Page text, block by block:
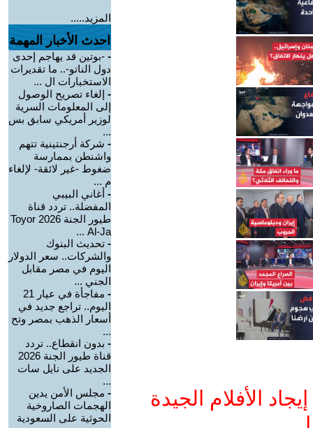
الأفلام الجيدة
المزيد.....
احدث الأخبار المهمة
- -بوتين قد يهاجم إحدى
دول الناتو-.. ما تقديرات
الاستخبارات ال ...
- إلغاء تصريح الوصول
إلى المعلومات السرية
لوزير أمريكي سابق بس
...
- شركة أرجنتينية تتهم
واشنطن بممارسة
ضغوط -غير لائقة- لإلغاء
م ...
- أغاني البيبي
المفضلة.. تردد قناة
طيور الجنة 2026 Toyor
Al-Ja ...
- تحديث البنوك
والشركات.. سعر الدولار
اليوم في مصر مقابل
الجني ...
-
مفاجأة في عيار 21
اليوم.. تراجع جديد في
أسعار الذهب بمصر وتح
...
- بدون انقطاع.. تردد
قناة طيور الجنة 2026
الجديد على نايل سات
...
- مجلس الأمن يدين
الهجمات الصاروخية
الحوثية على السعودية